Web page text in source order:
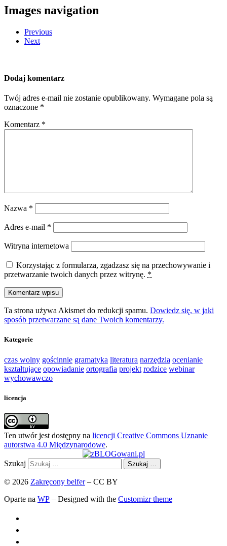
Images navigation
Previous
Next
Dodaj komentarz
Twój adres e-mail nie zostanie opublikowany. Wymagane pola są
oznaczone *
Komentarz *
Nazwa *
Adres e-mail *
Witryna internetowa
Korzystając z formularza, zgadzasz się na przechowywanie i
przetwarzanie twoich danych przez witrynę. *
Ta strona używa Akismet do redukcji spamu. Dowiedz się, w jaki
sposób przetwarzane są dane Twoich komentarzy.
Kategorie
czas wolny gościnnie gramatyka literatura narzędzia ocenianie
kształtujące opowiadanie ortografia projekt rodzice webinar
wychowawczo
licencja
Ten utwór jest dostępny na licencji Creative Commons Uznanie
autorstwa 4.0 Międzynarodowe.
Szukaj Szukaj …
© 2026 Zakręcony belfer– CC BY
Oparte na WP – Designed with the Customizr theme